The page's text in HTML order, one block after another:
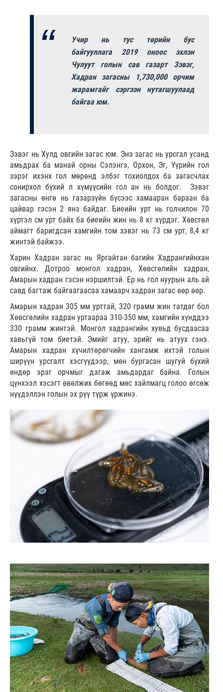
Учир нь тус төрийн бус
байгууллага 2019 оноос эхлэн
Чулуут голын сав газарт Зэвэг,
Хадран загасны 1,730,000 орчим
жарамгайг сэргээн нутагшуулаад
байгаа юм.
Зэвэг нь Хулд овгийн загас юм. Энэ загас нь урсгал усанд
амьдрах ба манай орны Сэлэнгэ, Орхон, Эг, Үүрийн гол
зэрэг ихэнх гол мөрөнд элбэг тохиолдох ба загасчлах
сонирхол бүхий л хүмүүсийн гол ан нь болдог. Зэвэг
загасны өнгө нь газарзүйн бүсээс хамааран бараан ба
цайвар гэсэн 2 янз байдаг. Биеийн урт нь голчилон 70
хүртэл см урт байх ба биеийн жин нь 8 кг хүрдэг. Хөвсгөл
аймагт баригдсан хамгийн том зэвэг нь 73 см урт, 8,4 кг
жинтэй байжээ.
Харин Хадран загас нь Яргайтан багийн Хадрангийнхан
овгийнх. Дотроо монгол хадран, Хөвсгөлийн хадран,
Амарын хадран гэсэн нэршилтэй. Ер нь гол нуурын аль ай
савд багтаж байгаагаасаа хамаарч хадран загас өөр өөр.
Амарын хадран 305 мм урттай, 320 грамм жин татдаг бол
Хөвсгөлийн хадран уртаараа 310-350 мм, хамгийн хүнддээ
330 грамм жинтэй. Монгол хадрангийн хувьд бусдаасаа
хавьгүй том биетэй. Эмийг атуу, эрийг нь атуух гэнэ.
Амарын хадран хүчилтөрөгчийн хангамж ихтэй голын
ширүүн урсгалт хэсгүүдээр, мөн бургасан шугуй бүхий
өндөр эрэг орчмыг дагаж амьдардаг байна. Голын
цүнхээл хэсэгт өвөлжих бөгөөд мөс хайлмагц голоо өгсөж
нүүдэллэн голын эх рүү түрж үржинэ.